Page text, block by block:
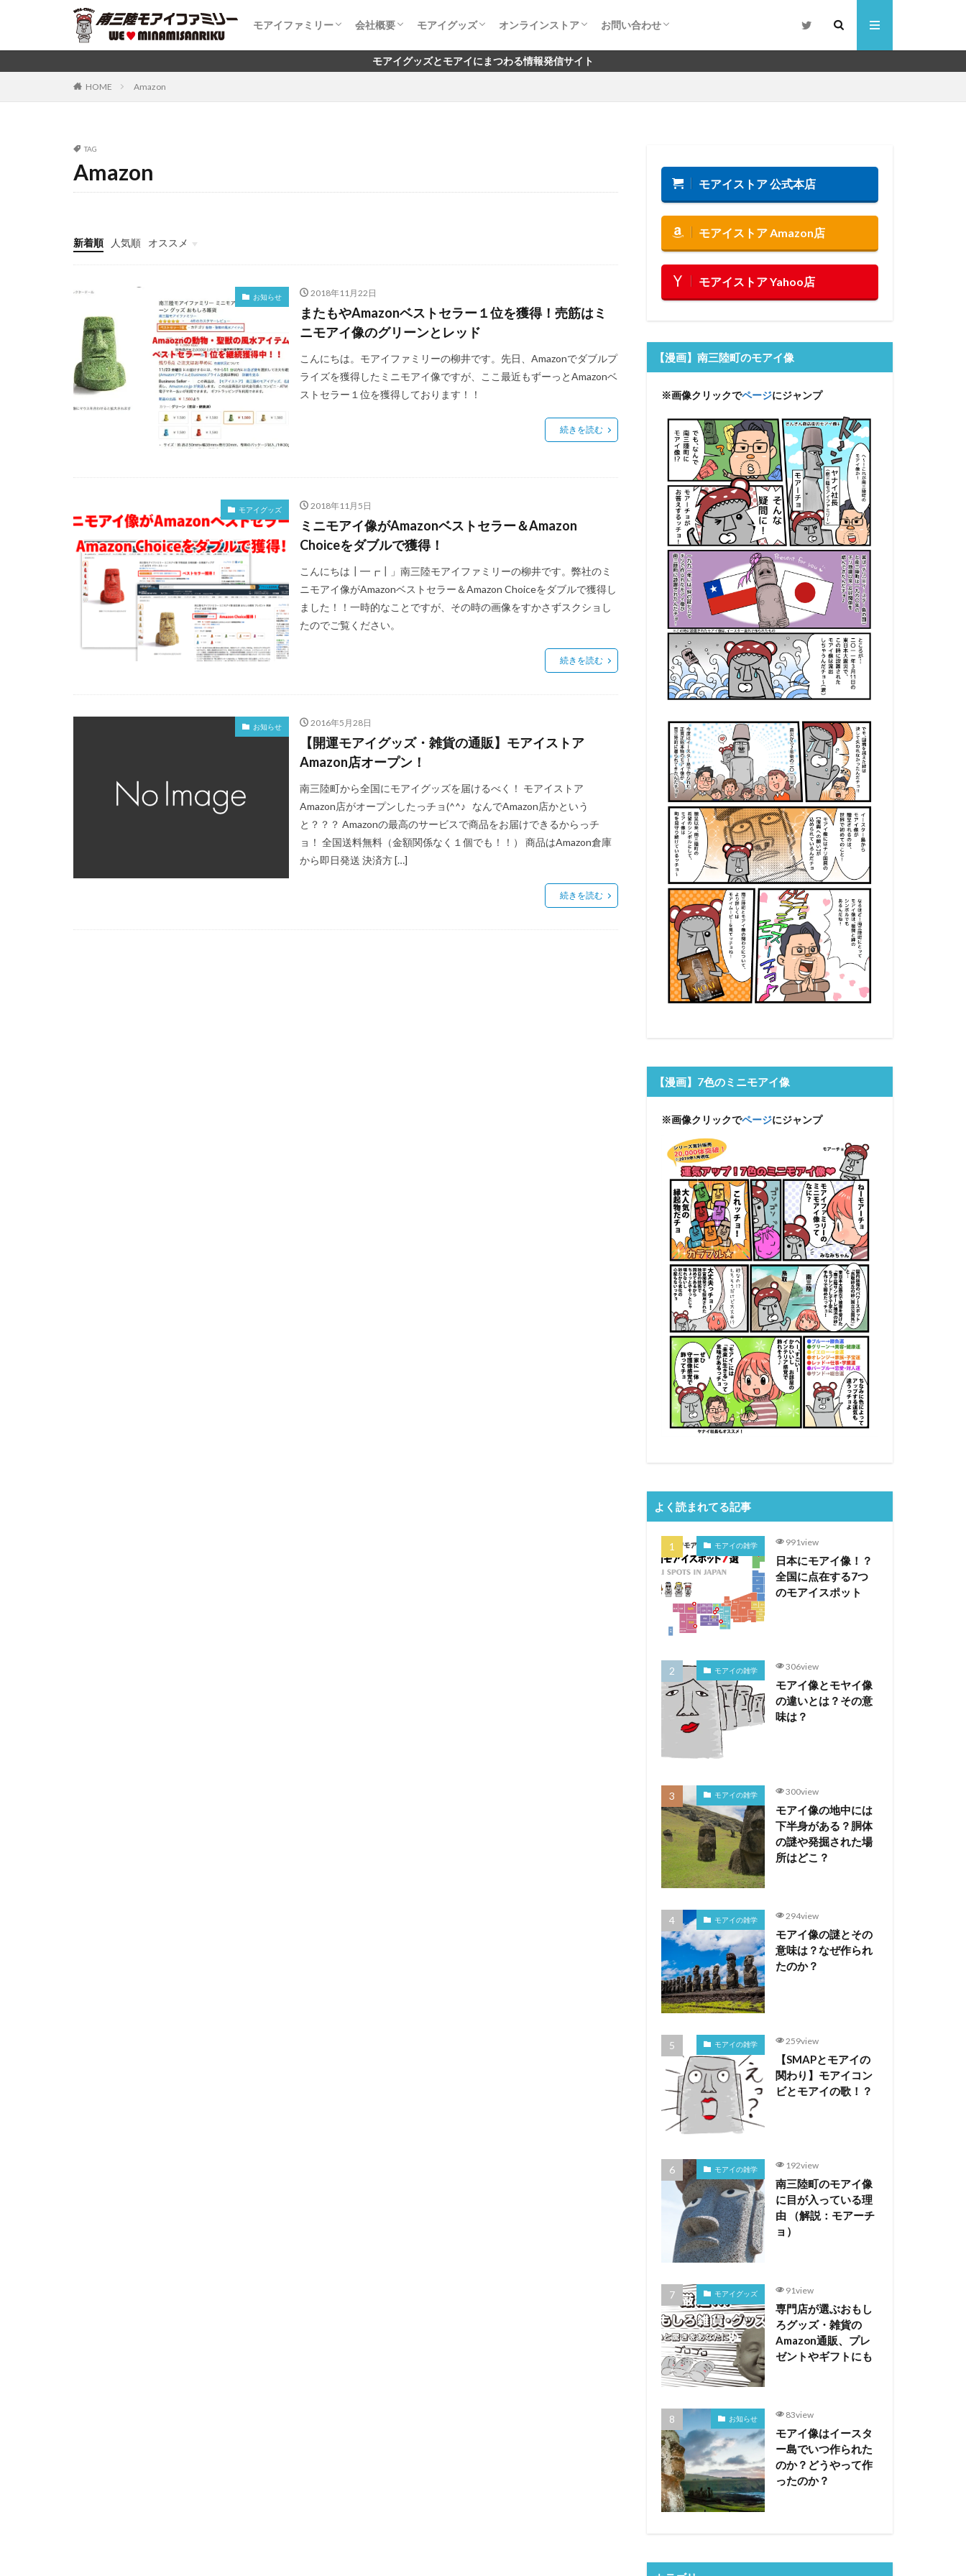
モアイファミリー
南三陸町とモアイ像の関わり
南三陸町のモアイ像までのアクセス
会社概要
会社概要
代表挨拶
経営理念
社会貢献
モアイグッズ
モアイグッズ
コラボグッズ
実店舗 取扱店一覧
コンセプト・お客様の声
オンラインストア
モアイストア 公式本店
モアイストア Amazon店
モアイストア Yahoo店
お問い合わせ
モアイグッズとモアイにまつわる情報発信サイト
HOME Amazon
TAG
Amazon
新着順 人気順
オススメ
モアイグッズ
コラボグッズ
おもしろ雑貨・グッズ
モアイの雑学
イースター島の雑学
お知らせ 2018年11月22日
またもやAmazonベストセラー１位を獲得！売筋はミ
ニモアイ像のグリーンとレッド
こんにちは。モアイファミリーの柳井です。先日、Amazonでダブルプ
ライズを獲得したミニモアイ像ですが、ここ最近もずーっとAmazonベ
ストセラー１位を獲得しております！！
続きを読む
モアイグッズ 2018年11月5日
ミニモアイ像がAmazonベストセラー＆Amazon
Choiceをダブルで獲得！
こんにちは┃━┏┃」南三陸モアイファミリーの柳井です。弊社のミ
ニモアイ像がAmazonベストセラー＆Amazon Choiceをダブルで獲得し
ました！！一時的なことですが、その時の画像をすかさずスクショし
たのでご覧ください。
続きを読む
お知らせ 2016年5月28日
【開運モアイグッズ・雑貨の通販】モアイストア
Amazon店オープン！
南三陸町から全国にモアイグッズを届けるべく！ モアイストア
Amazon店がオープンしたっチョ(^^♪ なんでAmazon店かという
と？？？ Amazonの最高のサービスで商品をお届けできるからっチ
ョ！ 全国送料無料（金額関係なく１個でも！！） 商品はAmazon倉庫
から即日発送 決済方 […]
続きを読む
モアイストア 公式本店
モアイストア Amazon店
モアイストア Yahoo店
【漫画】南三陸町のモアイ像
※画像クリックでページにジャンプ
【漫画】7色のミニモアイ像
※画像クリックでページにジャンプ
よく読まれてる記事
モアイの雑学 991view
日本にモアイ像！？
全国に点在する7つ
のモアイスポット
モアイの雑学 306view
モアイ像とモヤイ像
の違いとは？その意
味は？
モアイの雑学 300view
モアイ像の地中には
下半身がある？胴体
の謎や発掘された場
所はどこ？
モアイの雑学 294view
モアイ像の謎とその
意味は？なぜ作られ
たのか？
モアイの雑学 259view
【SMAPとモアイの
関わり】モアイコン
ビとモアイの歌！？
モアイの雑学 192view
南三陸町のモアイ像
に目が入っている理
由 （解説：モアーチ
ョ）
モアイグッズ 91view
専門店が選ぶおもし
ろグッズ・雑貨の
Amazon通販、プレ
ゼントやギフトにも
お知らせ 83view
モアイ像はイースタ
ー島でいつ作られた
のか？どうやって作
ったのか？